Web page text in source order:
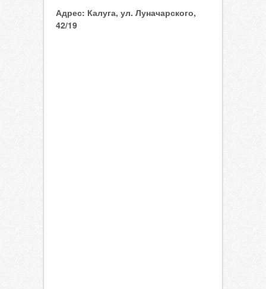
Адрес: Калуга, ул. Луначарского,
42/19